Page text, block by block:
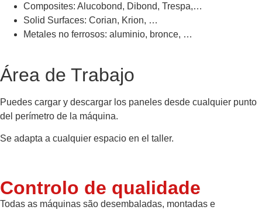
Composites: Alucobond, Dibond, Trespa,…
Solid Surfaces: Corian, Krion, …
Metales no ferrosos: aluminio, bronce, …
Área de Trabajo
Puedes cargar y descargar los paneles desde cualquier punto
del perímetro de la máquina.
Se adapta a cualquier espacio en el taller.
Controlo de qualidade
Todas as máquinas são desembaladas, montadas e